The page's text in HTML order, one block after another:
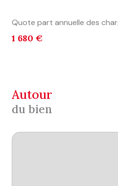
Quote part annuelle des
1 680 €
autour
du bien